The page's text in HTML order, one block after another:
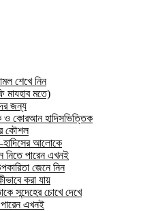
শেখে নিন
মাযহাব মতে)
জন্য
ও কোরআন হাদিসভিত্তিক
কৌশল
আলোকে
নিতে পারেন এখনই
জেনে নিন
করা যায়
সন্দেহের চোখে দেখে
এখনই